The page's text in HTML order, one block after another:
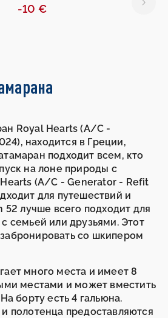
-10 €
Royal Hearts (A/C -
находится в Греции,
подходит всем, кто
на лоне природы с
(A/C - Generator - Refit
для путешествий и
52 лучше всего подходит для
семьей или друзьями. Этот
со шкипером
много места и имеет 8
местами и может вместить
борту есть 4 гальюна.
полотенца предоставляются